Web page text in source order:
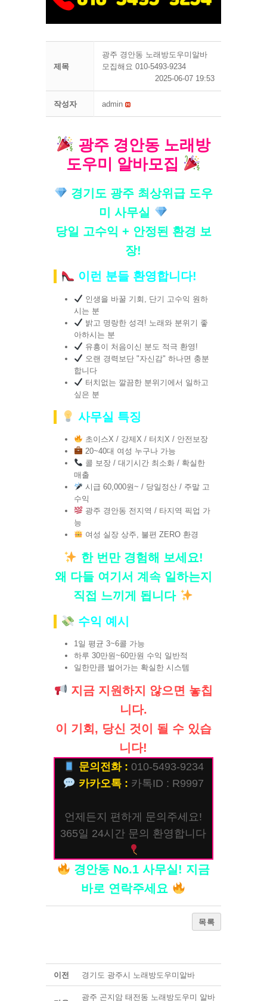
제목
광주 경안동 노래방도우미알바
모집해요 010-5493-9234
2025-06-07 19:53
작성자 admin
광주 경안동 노래방
도우미 알바모집
경기도 광주 최상위급 도우
미 사무실
당일 고수익 + 안정된 환경 보
장!
이런 분들 환영합니다!
인생을 바꿀 기회, 단기 고수익 원하
시는 분
밝고 명랑한 성격! 노래와 분위기 좋
아하시는 분
유흥이 처음이신 분도 적극 환영!
오랜 경력보단 "자신감" 하나면 충분
합니다
터치없는 깔끔한 분위기에서 일하고
싶은 분
사무실 특징
초이스X / 강제X / 터치X / 안전보장
20~40대 여성 누구나 가능
콜 보장 / 대기시간 최소화 / 확실한
매출
시급 60,000원~ / 당일정산 / 주말 고
수익
광주 경안동 전지역 / 타지역 픽업 가
능
여성 실장 상주, 불편 ZERO 환경
한 번만 경험해 보세요!
왜 다들 여기서 계속 일하는지
직접 느끼게 됩니다
수익 예시
1일 평균 3~6콜 가능
하루 30만원~60만원 수익 일반적
일한만큼 벌어가는 확실한 시스템
지금 지원하지 않으면 놓칩
니다.
이 기회, 당신 것이 될 수 있습
니다!
문의전화 : 010-5493-9234
카카오톡 : 카톡ID : R9997
언제든지 편하게 문의주세요!
365일 24시간 문의 환영합니다
경안동 No.1 사무실! 지금
바로 연락주세요
목록
이전 경기도 광주시 노래방도우미알바
광주 곤지암 태전동 노래방도우미 알바